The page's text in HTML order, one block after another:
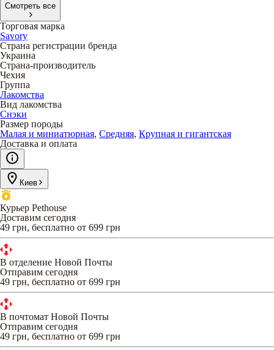
Смотреть все
Торговая марка
Savory
Страна регистрации бренда
Украина
Страна-производитель
Чехия
Группа
Лакомства
Вид лакомства
Снэки
Размер породы
Малая и миниатюрная, Средняя, Крупная и гигантская
Доставка и оплата
Киев
Курьер Pethouse
Доставим сегодня
49 грн, бесплатно от 699 грн
В отделение Новой Почты
Отправим сегодня
49 грн, бесплатно от 699 грн
В почтомат Новой Почты
Отправим сегодня
49 грн, бесплатно от 699 грн